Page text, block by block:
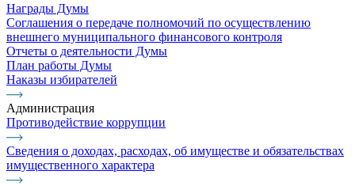
Награды Думы
Соглашения о передаче полномочий по осуществлению
внешнего муниципального финансового контроля
Отчеты о деятельности Думы
План работы Думы
Наказы избирателей
Администрация
Противодействие коррупции
Сведения о доходах, расходах, об имуществе и обязательствах
имущественного характера